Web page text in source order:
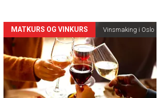
Forsiden
akkurat
nå
MATKURS OG VINKURS Vinsmaking i Oslo